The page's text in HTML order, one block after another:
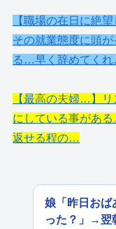
【職場の在日に絶
その就業態度に頭
る…早く辞めてく
【最高の夫婦…】
にしている事があ
返せる程の…
娘「昨日おば
った？」→翌